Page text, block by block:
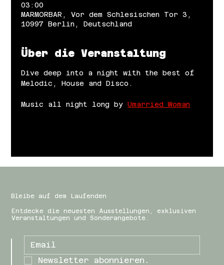
03:00
MARMORBAR, Vor dem Schlesischen Tor 3,
10997 Berlin, Deutschland
Über die Veranstaltung
Dive deep into a night with the best of
Melodic, House and Disco.
Music all night long by Umarried Woman
Bleibe auf dem Laufenden
Entdecke die neuesten Ausstellungen, exklusiven
Veranstaltungen und Sonderangebote.
Newsletter abonnieren.